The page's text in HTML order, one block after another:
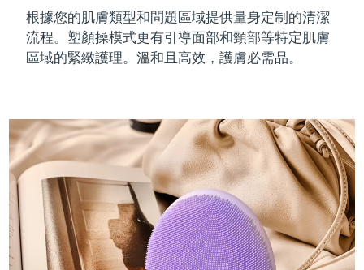
根據您的肌膚類型和問題區域提供量身定制的清潔
流程。塑顏操模式更有引導面部和頸部等特定肌膚
區域的緊緻護理。溫和且高效，護膚必需品。
LUNA™ 4 Plus
LUNA™ 4 Men
For men, anti-aging massage
LUNA™ 4 mini
For young skin, T-zone
BEAR™ 2 go
BEAR™ 2 eyes & lips
Microcurrent line smoothing device
面部提拉護理
Premium anti-aging skincare
補水保濕
UFO™ 3 套裝
UFO™ 3 LED
Near-infrared and red light therapy
device
UFO™ 3 mini
Red light therapy device for young skin
口腔護理
issa™ 4
issa™ 4 plus
Smart hybrid silicone sonic toothbrush
issa™ 4 smile
Hybrid silicone sonic toothbrush
抗老
FAQ™ 101
Clinical anti-aging
LED 護理
NEW
FAQ™ 201
LED mask
NEW
波士尼亞與赫塞哥維納 預計送達日期8/12/26
汶萊 預計送達日期
加拿大 預計送達日期8/13/26
智利 預計送達日期8/13/26
中國 預計送達日期 8/9/26
哥倫比亞 預計送達日期8/13/26